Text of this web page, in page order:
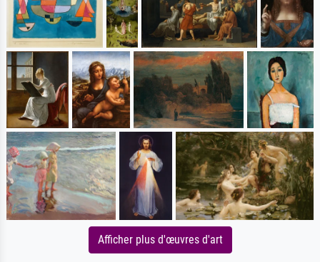
Afficher plus d'œuvres d'art